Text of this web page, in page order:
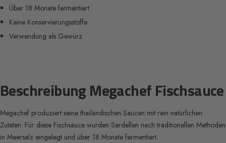
Über 18 Monate fermentiert
Keine Konservierungsstoffe
Verwendung als Gewürz
Beschreibung Megachef Fischsauce
Megachef produziert seine thailändischen Saucen mit rein natürlichen
Zutaten. Für diese Fischsauce wurden Sardellen nach traditionellen Methoden
in Meersalz eingelegt und über 18 Monate fermentiert.